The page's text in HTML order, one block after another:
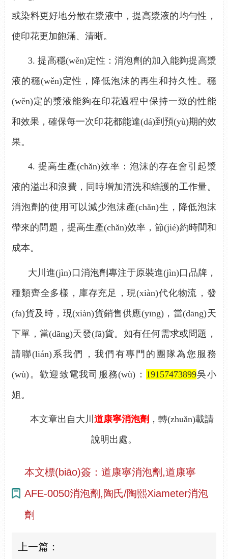
或染料更好地分散在漿液中，提高漿液的均勻性，
使印花更加飽滿、清晰。
3.提高穩(wěn)定性：消泡劑的加入能夠提高漿
液的穩(wěn)定性，降低泡沫的再生和持久性。穩
(wěn)定的漿液能夠在印花過程中保持一致的性能
和效果，確保每一次印花都能達(dá)到預(yù)期的效
果。
4.提高生產(chǎn)效率：泡沫的存在會引起漿
液的溢出和浪費，同時增加清洗和維護的工作量。
消泡劑的使用可以減少泡沫產(chǎn)生，降低泡沫
帶來的問題，提高生產(chǎn)效率，節(jié)約時間和
成本。
大川進(jìn)口消泡劑專注于原裝進(jìn)口品牌，
種類齊全多樣，庫存充足，現(xiàn)代化物流，發
(fā)貨及時，現(xiàn)貨銷售供應(yīng)，當(dāng)天
下單，當(dāng)天發(fā)貨。如有任何需求或問題，
請聯(lián)系我們，我們有專門的團隊為您服務
(wù)。歡迎致電我司服務(wù)： 19157473899吳小
姐。
本文章出自大川道康寧消泡劑 ，轉(zhuǎn)載請
說明出處。
本文標(biāo)簽：道康寧消泡劑,道康寧
AFE-0050消泡劑,陶氏/陶熙Xiameter消泡
劑
上一篇：